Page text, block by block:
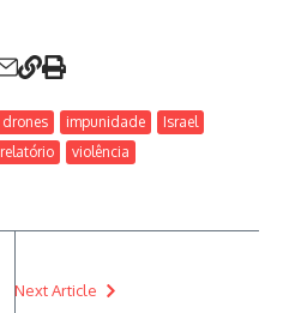
drones impunidade
Israel
relatório violência
Next Article